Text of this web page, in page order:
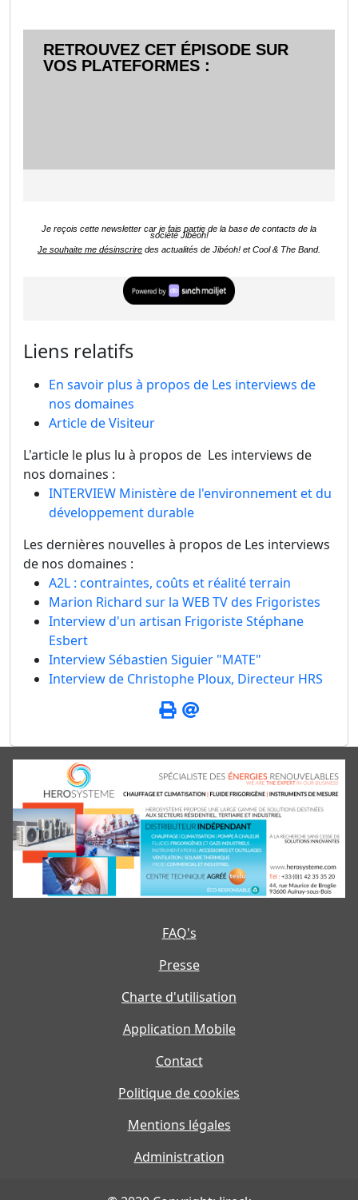
RETROUVEZ CET ÉPISODE SUR
VOS PLATEFORMES :
Je reçois cette newsletter car je fais partie de la base de contacts de la
société Jibéoh!
Je souhaite me désinscrire des actualités de Jibéoh! et Cool & The Band.
Liens relatifs
En savoir plus à propos de Les interviews de
nos domaines
Article de Visiteur
L'article le plus lu à propos de Les interviews de
nos domaines :
INTERVIEW Ministère de l'environnement et du
développement durable
Les dernières nouvelles à propos de Les interviews
de nos domaines :
A2L : contraintes, coûts et réalité terrain
Marion Richard sur la WEB TV des Frigoristes
Interview d'un artisan Frigoriste Stéphane
Esbert
Interview Sébastien Siguier "MATE"
Interview de Christophe Ploux, Directeur HRS
FAQ's
Presse
Charte d'utilisation
Application Mobile
Contact
Politique de cookies
Mentions légales
Administration